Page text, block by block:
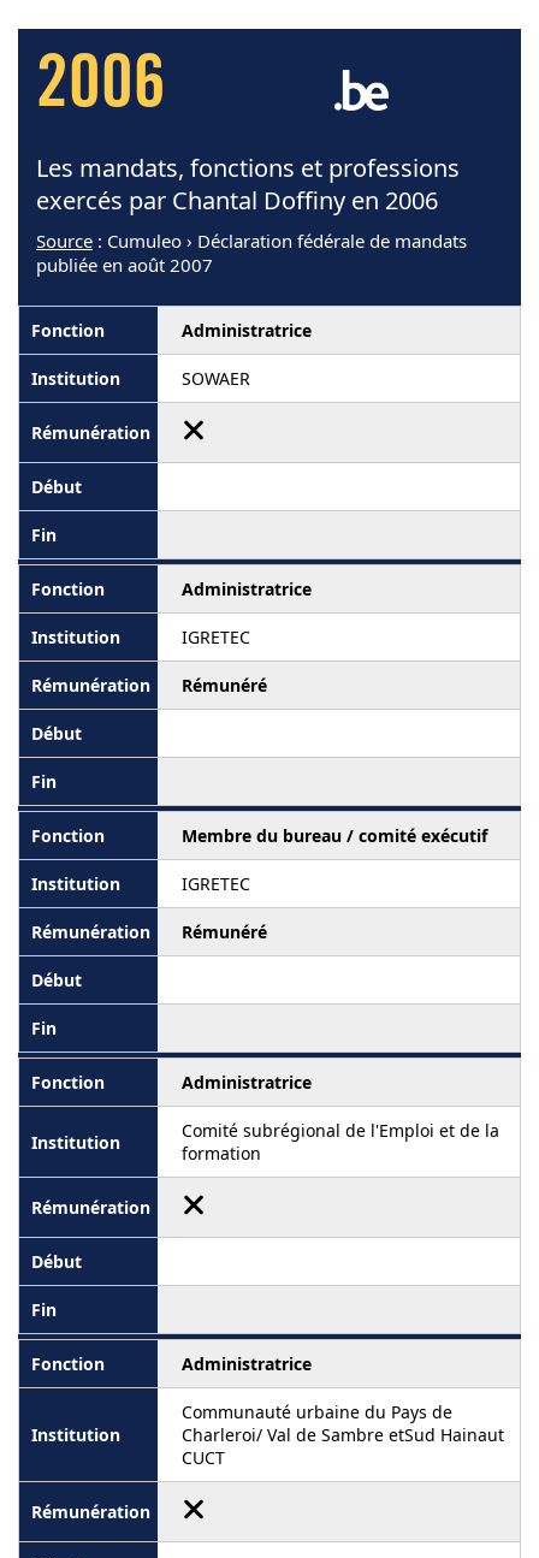
2006
Les mandats, fonctions et professions
exercés par Chantal Doffiny en 2006
Source : Cumuleo › Déclaration fédérale de mandats
publiée en août 2007
Administratrice
SOWAER
Administratrice
IGRETEC
Rémunéré
Membre du bureau / comité exécutif
IGRETEC
Rémunéré
Administratrice
Comité subrégional de l'Emploi et de la
formation
Administratrice
Communauté urbaine du Pays de
Charleroi/ Val de Sambre etSud Hainaut
CUCT